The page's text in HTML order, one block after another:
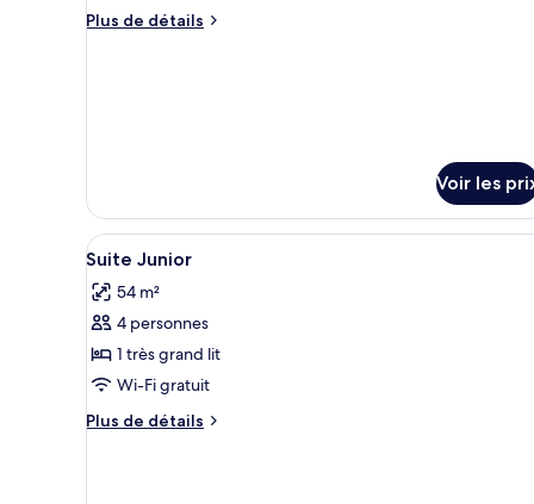
ce
Plus de détails
Plus
Suite
Voir les
Afficher
toutes
les
photos
pour
ce
type
de
Une chambre d’hôtel avec
7
Suite Junior
54 m²
4 personnes
1 très grand lit
Wi-Fi gratuit
Plus de détails
Plus